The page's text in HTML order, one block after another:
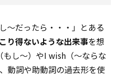
～だったら・・・」とある
り得ないような出来事を想
し～）やI wish（～ならな
動詞や助動詞の過去形を使